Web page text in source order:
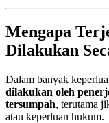
Mengapa
Dilakukan
Dalam banyak
dilakukan oleh
tersumpah, terutama
atau keperluan hukum.